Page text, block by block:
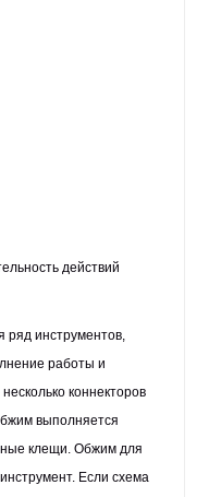
действий
ряд инструментов,
работы и
коннекторов
выполняется
клещи. Обжим для
Если схема